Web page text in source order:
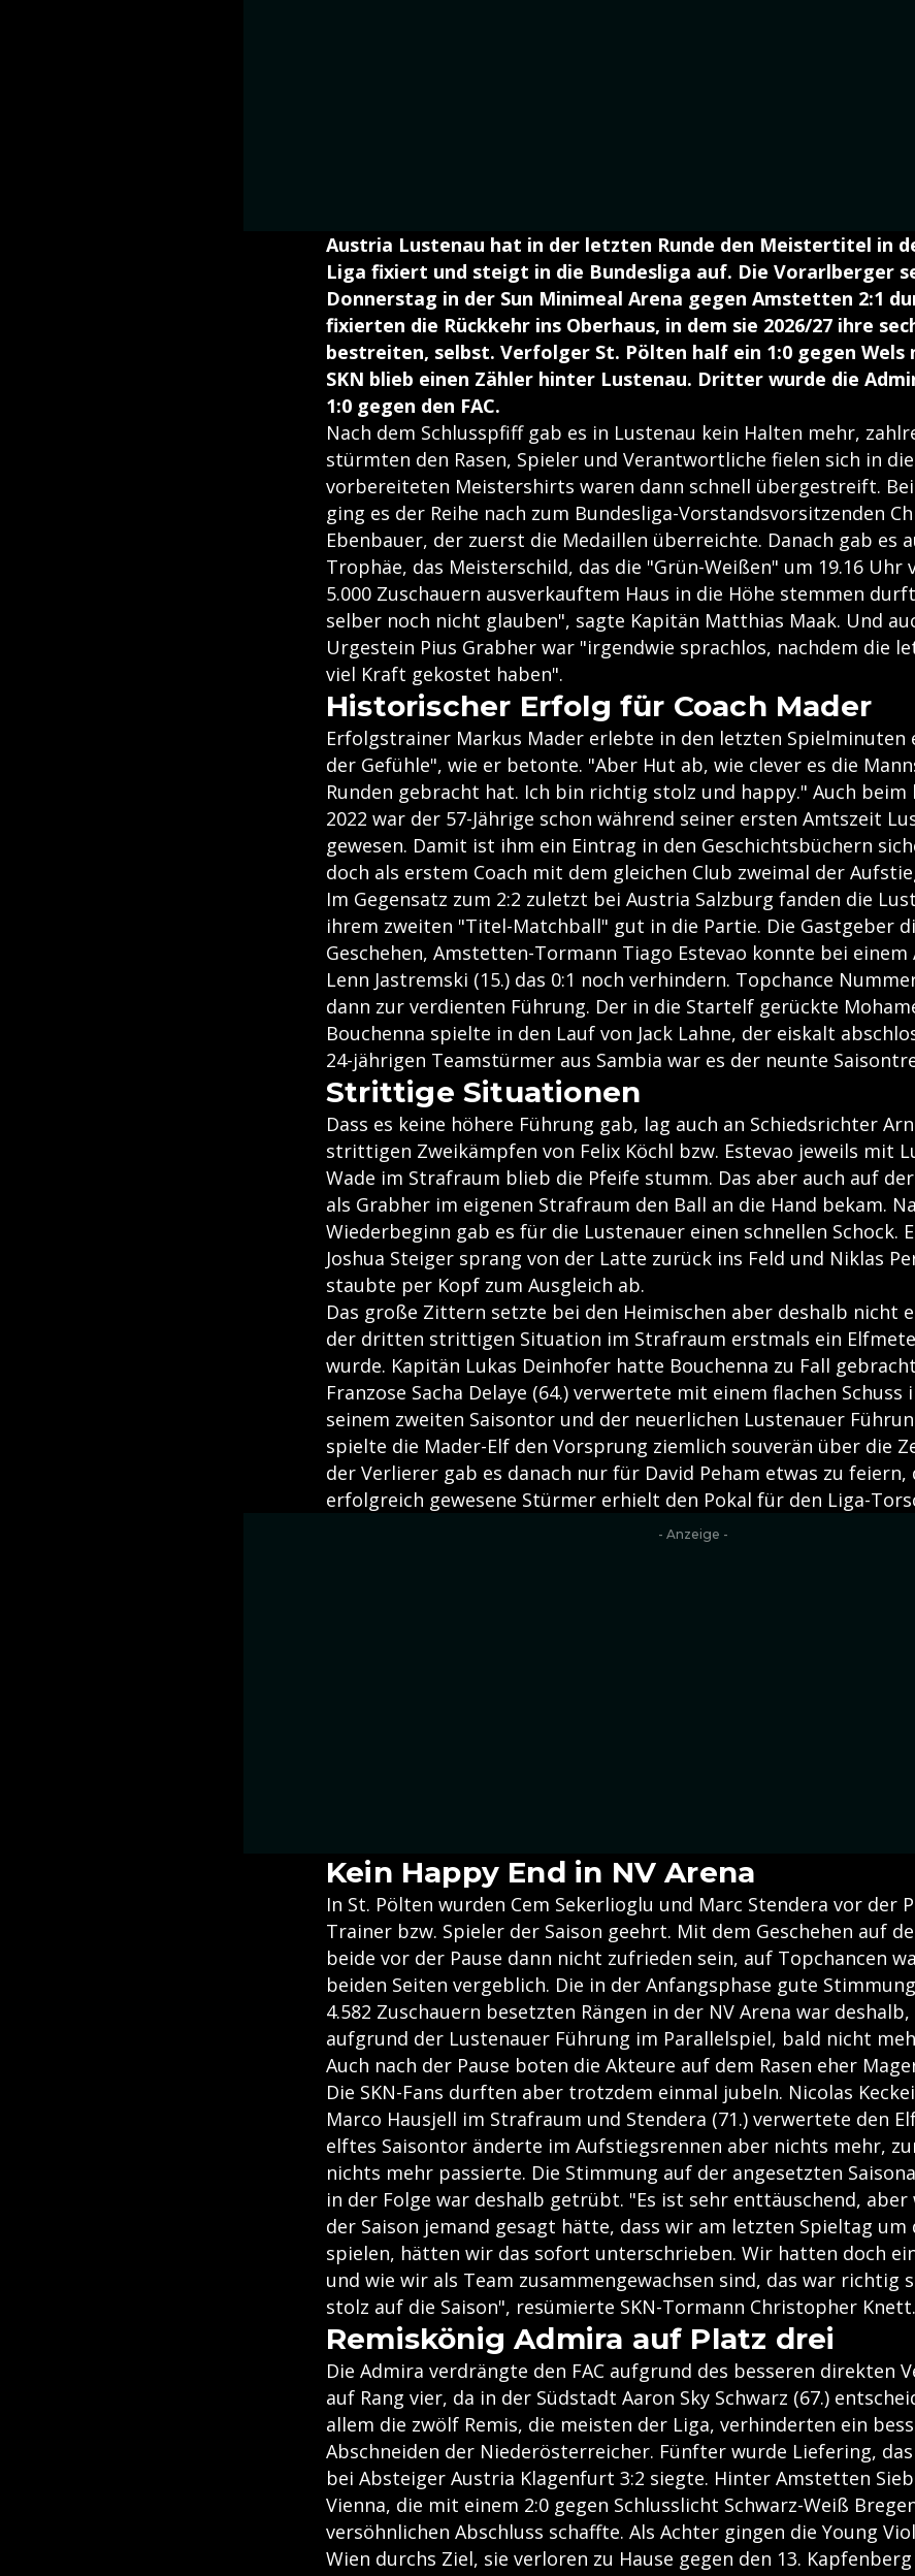
Austria Lustenau hat in der letzten Runde den Meistertitel in
Liga fixiert und steigt in die Bundesliga auf. Die Vorarlberger
Donnerstag in der Sun Minimeal Arena gegen Amstetten 2:1
fixierten die Rückkehr ins Oberhaus, in dem sie 2026/27 ihre
bestreiten, selbst. Verfolger St. Pölten half ein 1:0 gegen Wels
SKN blieb einen Zähler hinter Lustenau. Dritter wurde die
1:0 gegen den FAC.
Nach dem Schlusspfiff gab es in Lustenau kein Halten mehr,
stürmten den Rasen, Spieler und Verantwortliche fielen sich in
vorbereiteten Meistershirts waren dann schnell übergestreift.
ging es der Reihe nach zum Bundesliga-Vorstandsvorsitzenden
Ebenbauer, der zuerst die Medaillen überreichte. Danach gab es
Trophäe, das Meisterschild, das die "Grün-Weißen" um 19.16 Uhr
5.000 Zuschauern ausverkauftem Haus in die Höhe stemmen
selber noch nicht glauben", sagte Kapitän Matthias Maak. Und
Urgestein Pius Grabher war "irgendwie sprachlos, nachdem die
viel Kraft gekostet haben".
Historischer Erfolg für Coach Mader
Erfolgstrainer Markus Mader erlebte in den letzten Spielminuten
der Gefühle", wie er betonte. "Aber Hut ab, wie clever es die
Runden gebracht hat. Ich bin richtig stolz und happy." Auch
2022 war der 57-Jährige schon während seiner ersten Amtszeit
gewesen. Damit ist ihm ein Eintrag in den Geschichtsbüchern
doch als erstem Coach mit dem gleichen Club zweimal der
Im Gegensatz zum 2:2 zuletzt bei Austria Salzburg fanden die
ihrem zweiten "Titel-Matchball" gut in die Partie. Die Gastgeber
Geschehen, Amstetten-Tormann Tiago Estevao konnte bei einem
Lenn Jastremski (15.) das 0:1 noch verhindern. Topchance
dann zur verdienten Führung. Der in die Startelf gerückte
Bouchenna spielte in den Lauf von Jack Lahne, der eiskalt
24-jährigen Teamstürmer aus Sambia war es der neunte
Strittige Situationen
Dass es keine höhere Führung gab, lag auch an Schiedsrichter
strittigen Zweikämpfen von Felix Köchl bzw. Estevao jeweils mit
Wade im Strafraum blieb die Pfeife stumm. Das aber auch auf
als Grabher im eigenen Strafraum den Ball an die Hand bekam.
Wiederbeginn gab es für die Lustenauer einen schnellen Schock.
Joshua Steiger sprang von der Latte zurück ins Feld und Niklas
staubte per Kopf zum Ausgleich ab.
Das große Zittern setzte bei den Heimischen aber deshalb nicht
der dritten strittigen Situation im Strafraum erstmals ein
wurde. Kapitän Lukas Deinhofer hatte Bouchenna zu Fall
Franzose Sacha Delaye (64.) verwertete mit einem flachen Schuss
seinem zweiten Saisontor und der neuerlichen Lustenauer
spielte die Mader-Elf den Vorsprung ziemlich souverän über die
der Verlierer gab es danach nur für David Peham etwas zu feiern,
erfolgreich gewesene Stürmer erhielt den Pokal für den Liga-
- Anzeige -
Kein Happy End in NV Arena
In St. Pölten wurden Cem Sekerlioglu und Marc Stendera vor der
Trainer bzw. Spieler der Saison geehrt. Mit dem Geschehen auf
beide vor der Pause dann nicht zufrieden sein, auf Topchancen
beiden Seiten vergeblich. Die in der Anfangsphase gute
4.582 Zuschauern besetzten Rängen in der NV Arena war
aufgrund der Lustenauer Führung im Parallelspiel, bald nicht
Auch nach der Pause boten die Akteure auf dem Rasen eher
Die SKN-Fans durften aber trotzdem einmal jubeln. Nicolas
Marco Hausjell im Strafraum und Stendera (71.) verwertete den
elftes Saisontor änderte im Aufstiegsrennen aber nichts mehr,
nichts mehr passierte. Die Stimmung auf der angesetzten
in der Folge war deshalb getrübt. "Es ist sehr enttäuschend, aber
der Saison jemand gesagt hätte, dass wir am letzten Spieltag um
spielen, hätten wir das sofort unterschrieben. Wir hatten doch
und wie wir als Team zusammengewachsen sind, das war richtig
stolz auf die Saison", resümierte SKN-Tormann Christopher Knett.
Remiskönig Admira auf Platz drei
Die Admira verdrängte den FAC aufgrund des besseren direkten
auf Rang vier, da in der Südstadt Aaron Sky Schwarz (67.)
allem die zwölf Remis, die meisten der Liga, verhinderten ein
Abschneiden der Niederösterreicher. Fünfter wurde Liefering,
bei Absteiger Austria Klagenfurt 3:2 siegte. Hinter Amstetten
Vienna, die mit einem 2:0 gegen Schlusslicht Schwarz-Weiß
versöhnlichen Abschluss schaffte. Als Achter gingen die Young
Wien durchs Ziel, sie verloren zu Hause gegen den 13. Kapfenberg